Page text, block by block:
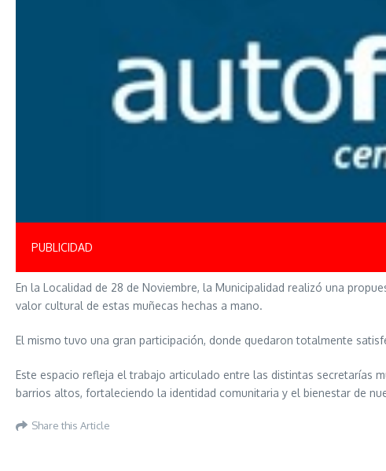
PUBLICIDAD
En la Localidad de 28 de Noviembre, la Municipalidad realizó una
valor cultural de estas muñecas hechas a mano.
El mismo tuvo una gran participación, donde quedaron totalmente
Este espacio refleja el trabajo articulado entre las distintas secretarías
barrios altos, fortaleciendo la identidad comunitaria y el bienestar de
Share this Article